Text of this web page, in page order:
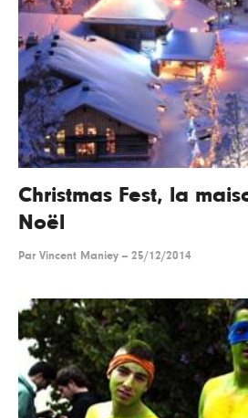
Christmas Fest, la
Noël
Par Vincent Maniey -- 25/12/2014